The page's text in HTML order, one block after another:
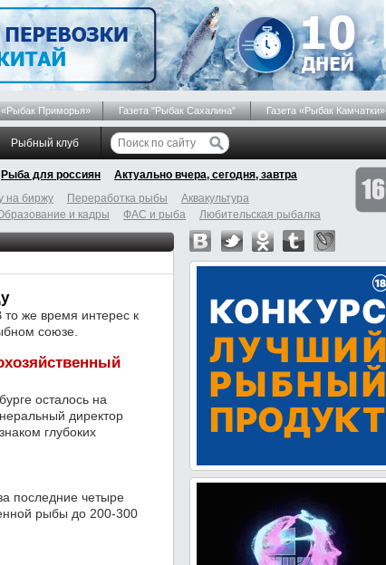
«Рыбак Приморья» Газета "Рыбак Сахалина" Газета «Рыбак Камчатки»
Рыбный клуб
Рыба для россиян
Актуально вчера, сегодня, завтра
на биржу Переработка рыбы
Аквакультура
и кадры ФАС и рыба Любительская рыбалка
же время интерес к
союзе.
осталось на
директор
глубоких
последние четыре
рыбы до 200-300